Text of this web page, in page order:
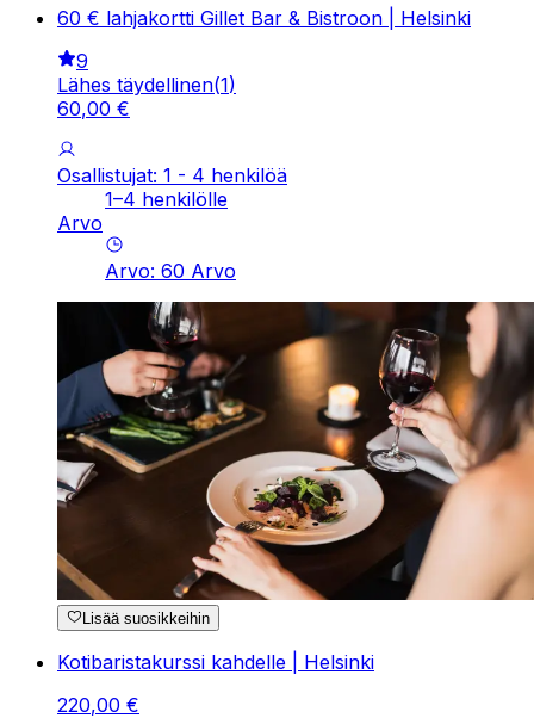
60 € lahjakortti Gillet Bar & Bistroon | Helsinki
9
Lähes täydellinen(1)
60,00 €
Osallistujat: 1 - 4 henkilöä
1–4 henkilölle
Arvo
Arvo: 60 Arvo
Lisää suosikkeihin
Kotibaristakurssi kahdelle | Helsinki
220,00 €